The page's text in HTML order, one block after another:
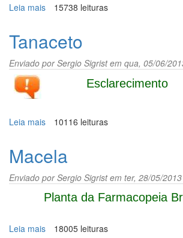
Leia mais sobre
15738 leituras
Tanaceto
Enviado porSergio Sigristem qua, 05/06/
Esclarecimento
Leia mais sobre
10116 leituras
Macela
Enviado porSergio Sigristem ter, 28/05/
Planta da Farmacopeia
Leia mais sobre
18005 leituras